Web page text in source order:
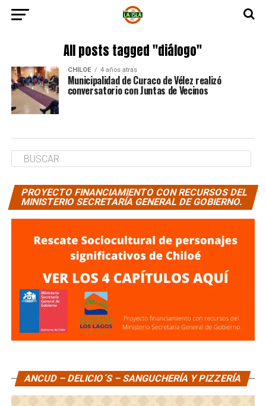
All posts tagged "diálogo"
CHILOE 4 años atras
Municipalidad de Curaco de Vélez realizó
conversatorio con Juntas de Vecinos
PROYECTO FINANCIAMIENTO CON RECURSOS DEL
MINISTERIO SECRETARÍA GENERAL DE GOBIERNO.
ANCUD – DELICIO´S – SANGUCHERÍA Y PIZZERÍA